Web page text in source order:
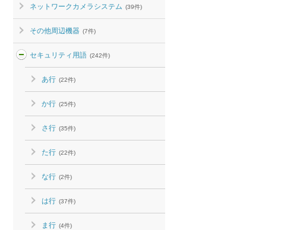
ネットワークカメラシステム (39件)
その他周辺機器 (7件)
セキュリティ用語 (242件)
あ行 (22件)
か行 (25件)
さ行 (35件)
た行 (22件)
な行 (2件)
は行 (37件)
ま行 (4件)